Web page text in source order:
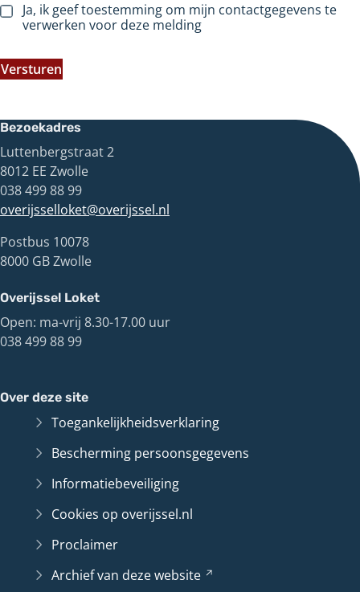
Ja, ik geef toestemming om mijn contactgegevens te
verwerken voor deze melding
Versturen
Bezoekadres
Luttenbergstraat 2
8012 EE Zwolle
038 499 88 99
overijsselloket@overijssel.nl
Postbus 10078
8000 GB Zwolle
Overijssel Loket
Open: ma-vrij 8.30-17.00 uur
038 499 88 99
Over deze site
Toegankelijkheidsverklaring
Bescherming persoonsgegevens
Informatiebeveiliging
Cookies op overijssel.nl
Proclaimer
Archief van dezewebsite